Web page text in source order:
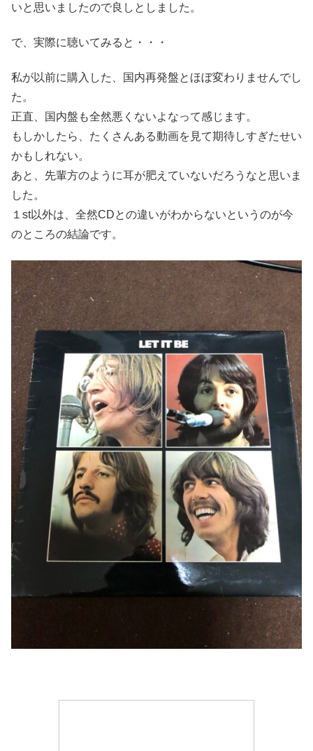
いと思いましたので良しとしました。
で、実際に聴いてみると・・・
私が以前に購入した、国内再発盤とほぼ変わりませんでし
た。
正直、国内盤も全然悪くないよなって感じます。
もしかしたら、たくさんある動画を見て期待しすぎたせい
かもしれない。
あと、先輩方のように耳が肥えていないだろうなと思いま
した。
１st以外は、全然CDとの違いがわからないというのが今
のところの結論です。